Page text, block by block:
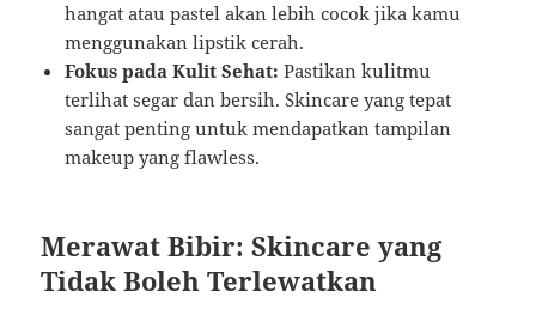
hangat atau pastel akan lebih cocok jika kamu
menggunakan lipstik cerah.
Fokus pada Kulit Sehat: Pastikan kulitmu
terlihat segar dan bersih. Skincare yang tepat
sangat penting untuk mendapatkan tampilan
makeup yang flawless.
Merawat Bibir: Skincare yang
Tidak Boleh Terlewatkan